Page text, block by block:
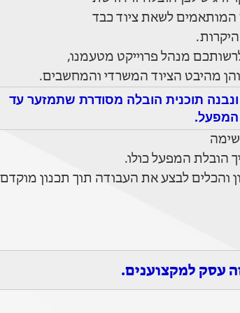
המותאמים לשאת ציוד כבד
מנהל פרוייקט מטעמנו,
מהיבט הציוד המשרדי והמחשבים.
תוכנית הובלה מסודרת שתמזער עד
הובלת המפעל כולו.
והכלים לבצע את העבודה תוך תכנון מוקדם
עסק למקצוענים.